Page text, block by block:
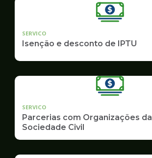
SERVICO
Isenção e desconto de IPTU
SERVICO
Parcerias com Organizações da
Sociedade Civil